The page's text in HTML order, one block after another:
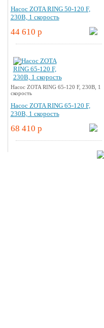
Насос ZOTA RING 50-120 F,
230В, 1 скорость
44 610 p
Насос ZOTA RING 65-120 F, 230В, 1
скорость
Насос ZOTA RING 65-120 F,
230В, 1 скорость
68 410 p